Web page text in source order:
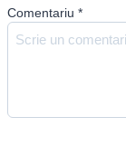
Comentariu *